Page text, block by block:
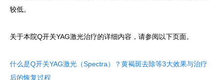
较低。
关于本院Q开关YAG激光治疗的详细内容，请参阅以下页面。
什么是Q开关YAG激光（Spectra）？黄褐斑去除等3大效果与治疗
后的恢复过程